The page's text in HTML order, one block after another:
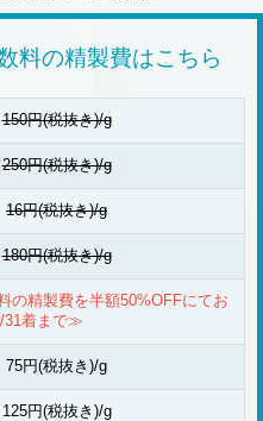
料の精製費はこちら
150円(税抜き)/g
250円(税抜き)/g
16円(税抜き)/g
180円(税抜き)/g
の精製費を半額50%OFFにてお
31着まで≫
75円(税抜き)/g
125円(税抜き)/g